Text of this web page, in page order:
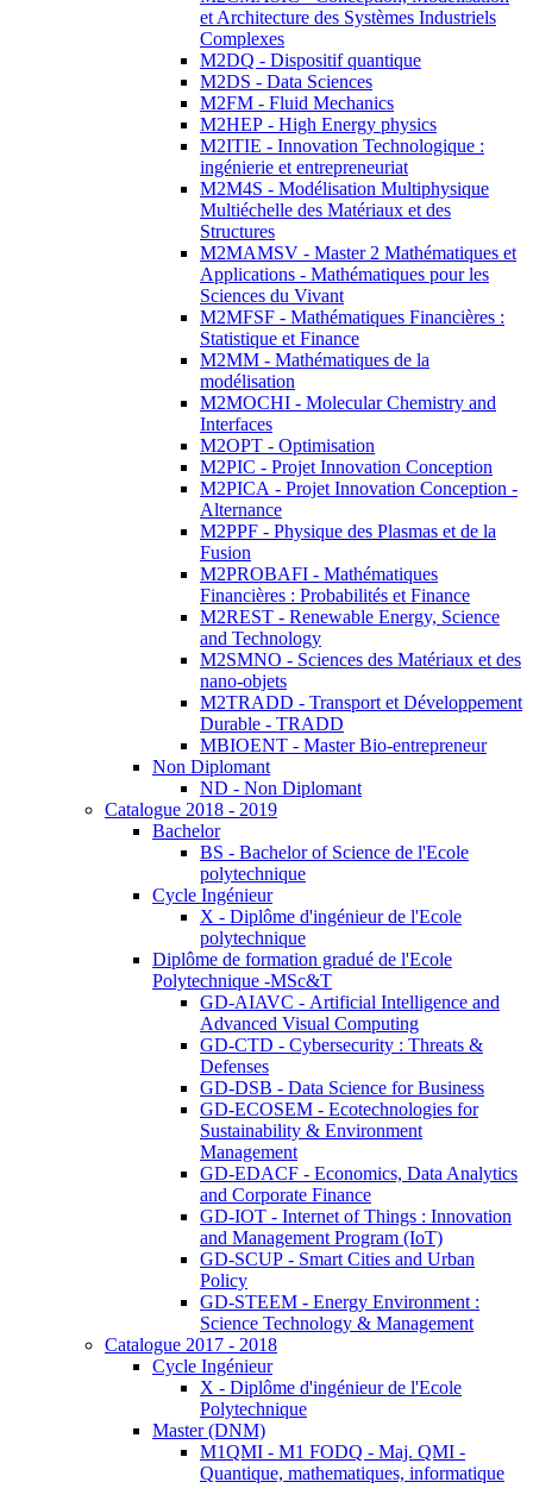
et Architecture des Systèmes Industriels
Complexes
M2DQ - Dispositif quantique
M2DS - Data Sciences
M2FM - Fluid Mechanics
M2HEP - High Energy physics
M2ITIE - Innovation Technologique :
ingénierie et entrepreneuriat
M2M4S - Modélisation Multiphysique
Multiéchelle des Matériaux et des
Structures
M2MAMSV - Master 2 Mathématiques et
Applications - Mathématiques pour les
Sciences du Vivant
M2MFSF - Mathématiques Financières :
Statistique et Finance
M2MM - Mathématiques de la
modélisation
M2MOCHI - Molecular Chemistry and
Interfaces
M2OPT - Optimisation
M2PIC - Projet Innovation Conception
M2PICA - Projet Innovation Conception -
Alternance
M2PPF - Physique des Plasmas et de la
Fusion
M2PROBAFI - Mathématiques
Financières : Probabilités et Finance
M2REST - Renewable Energy, Science
and Technology
M2SMNO - Sciences des Matériaux et des
nano-objets
M2TRADD - Transport et Développement
Durable - TRADD
MBIOENT - Master Bio-entrepreneur
Non Diplomant
ND - Non Diplomant
Catalogue 2018 - 2019
Bachelor
BS - Bachelor of Science de l'Ecole
polytechnique
Cycle Ingénieur
X - Diplôme d'ingénieur de l'Ecole
polytechnique
Diplôme de formation gradué de l'Ecole
Polytechnique -MSc&T
GD-AIAVC - Artificial Intelligence and
Advanced Visual Computing
GD-CTD - Cybersecurity : Threats &
Defenses
GD-DSB - Data Science for Business
GD-ECOSEM - Ecotechnologies for
Sustainability & Environment
Management
GD-EDACF - Economics, Data Analytics
and Corporate Finance
GD-IOT - Internet of Things : Innovation
and Management Program (IoT)
GD-SCUP - Smart Cities and Urban
Policy
GD-STEEM - Energy Environment :
Science Technology & Management
Catalogue 2017 - 2018
Cycle Ingénieur
X - Diplôme d'ingénieur de l'Ecole
Polytechnique
Master (DNM)
M1QMI - M1 FODQ - Maj. QMI -
Quantique, mathematiques, informatique